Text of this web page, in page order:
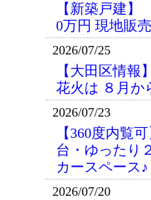
【新築戸建
0万円 現地販
2026/07/25
【大田区情報
花火は ８月か
2026/07/23
【360度内覧
台・ゆったり
カースペース♪
2026/07/20